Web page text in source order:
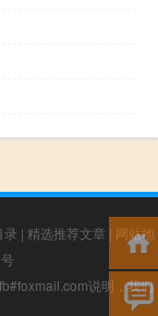
录 | 精选推荐文章 | 网站地
说明，我们